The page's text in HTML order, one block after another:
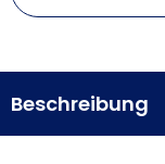
Beschreibung